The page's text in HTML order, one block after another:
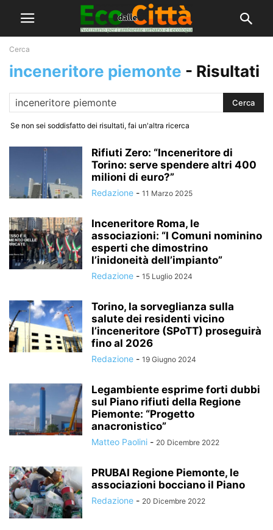
Cerca
inceneritore piemonte - Risultati
Se non sei soddisfatto dei risultati, fai un'altra ricerca
Rifiuti Zero: “Inceneritore di
Torino: serve spendere altri 400
milioni di euro?”
Redazione - 11 Marzo 2025
Inceneritore Roma, le
associazioni: “I Comuni nominino
esperti che dimostrino
l’inidoneità dell’impianto”
Redazione - 15 Luglio 2024
Torino, la sorveglianza sulla
salute dei residenti vicino
l’inceneritore (SPoTT) proseguirà
fino al 2026
Redazione - 19 Giugno 2024
Legambiente esprime forti dubbi
sul Piano rifiuti della Regione
Piemonte: “Progetto
anacronistico”
Matteo Paolini - 20 Dicembre 2022
PRUBAI Regione Piemonte, le
associazioni bocciano il Piano
Redazione - 20 Dicembre 2022